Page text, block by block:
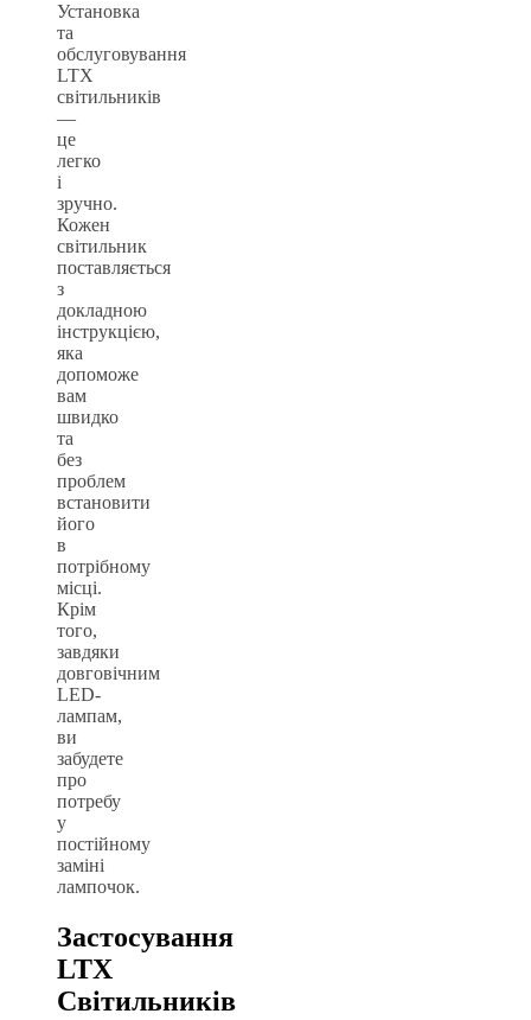
Установка
та
обслуговування
LTX
світильників
—
це
легко
і
зручно.
Кожен
світильник
поставляється
з
докладною
інструкцією,
яка
допоможе
вам
швидко
та
без
проблем
встановити
його
в
потрібному
місці.
Крім
того,
завдяки
довговічним
LED-
лампам,
ви
забудете
про
потребу
у
постійному
заміні
лампочок.
Застосування
LTX
Світильників